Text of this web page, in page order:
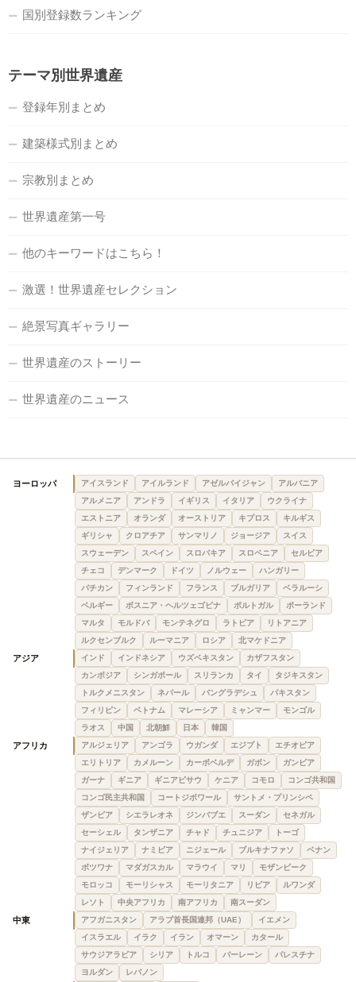
国別登録数ランキング
テーマ別世界遺産
登録年別まとめ
建築様式別まとめ
宗教別まとめ
世界遺産第一号
他のキーワードはこちら！
激選！世界遺産セレクション
絶景写真ギャラリー
世界遺産のストーリー
世界遺産のニュース
ヨーロッパ アイスランド アイルランド アゼルバイジャン
アルバニア
アルメニア
アンドラ イギリス イタリア
ウクライナ
エストニア
オランダ オーストリア キプロス
キルギス
ギリシャ
クロアチア サンマリノ ジョージア
スイス
スウェーデン
スペイン スロバキア スロベニア
セルビア
チェコ
デンマーク ドイツ ノルウェー
ハンガリー
バチカン
フィンランド フランス ブルガリア
ベラルーシ
ベルギー
ボスニア・ヘルツェゴビナ ポルトガル
ポーランド
マルタ
モルドバ モンテネグロ ラトビア
リトアニア
ルクセンブルク
ルーマニア ロシア 北マケドニア
アジア インド インドネシア ウズベキスタン
カザフスタン
カンボジア
シンガポール スリランカ タイ
タジキスタン
トルクメニスタン
ネパール バングラデシュ
パキスタン
フィリピン
ベトナム マレーシア ミャンマー
モンゴル
ラオス
中国 北朝鮮 日本 韓国
アフリカ アルジェリア アンゴラ ウガンダ エジプト
エチオピア
エリトリア
カメルーン カーボベルデ ガボン
ガンビア
ガーナ
ギニア ギニアビサウ ケニア コモロ
コンゴ共和国
コンゴ民主共和国
コートジボワール
サントメ・プリンシペ
ザンビア
シエラレオネ ジンバブエ スーダン
セネガル
セーシェル
タンザニア チャド チュニジア
トーゴ
ナイジェリア
ナミビア ニジェール ブルキナファソ
ベナン
ボツワナ
マダガスカル マラウイ マリ
モザンビーク
モロッコ
モーリシャス モーリタニア リビア
ルワンダ
レソト
中央アフリカ 南アフリカ 南スーダン
中東 アフガニスタン アラブ首長国連邦（UAE）
イエメン
イスラエル
イラク イラン オマーン
カタール
サウジアラビア
シリア トルコ バーレーン
パレスチナ
ヨルダン
レバノン